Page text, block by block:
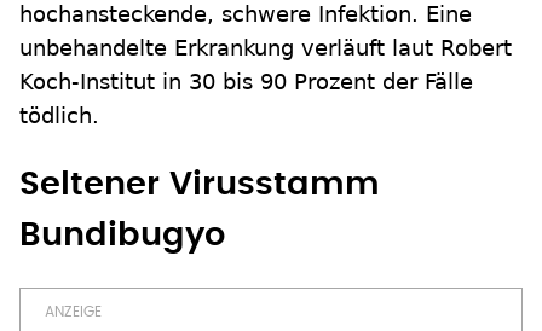
hochansteckende, schwere Infektion. Eine
unbehandelte Erkrankung verläuft laut Robert
Koch-Institut in 30 bis 90 Prozent der Fälle
tödlich.
Seltener Virusstamm
Bundibugyo